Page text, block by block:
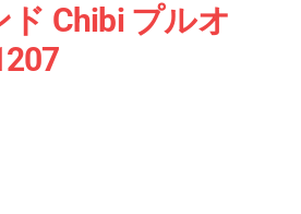
ド Chibi プルオ